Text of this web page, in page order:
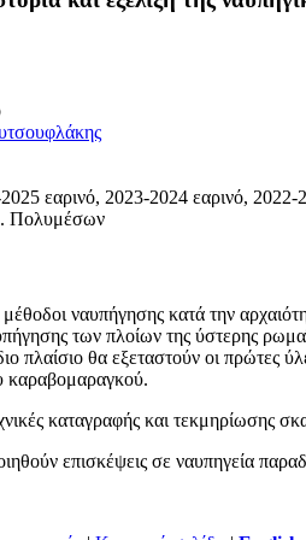
εαρινό, 2023-2024 εαρινό, 2022-
Πολυμέσων
μέθοδοι ναυπήγησης κατά την
των πλοίων της ύστερης
πλαίσιο θα εξεταστούν οι πρώτες
καραβομαραγκού.
καταγραφής και τεκμηρίωσης
επισκέψεις σε ναυπηγεία